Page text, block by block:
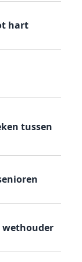
hart
tussen
wethouder